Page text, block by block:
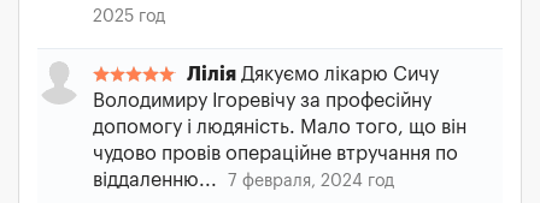
2025 год
Лілія Дякуємо лікарю Сичу
Володимиру Ігоревічу за професійну
допомогу і людяність. Мало того, що він
чудово провів операційне втручання по
віддаленню...
7 февраля, 2024 год